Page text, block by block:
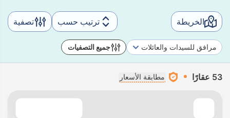
الخريطة ترتيب حسب تصفية
مرافق للسيدات والعائلات جميع التصفيات
53 عقارًا مطابقة الأسعار